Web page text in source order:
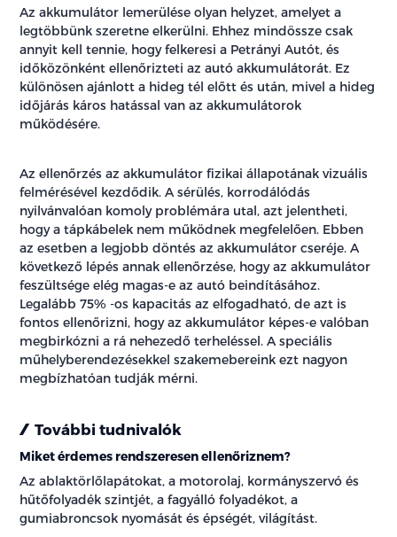
Az akkumulátor lemerülése olyan helyzet, amelyet a
legtöbbünk szeretne elkerülni. Ehhez mindössze csak
annyit kell tennie, hogy felkeresi a Petrányi Autót, és
időközönként ellenőrizteti az autó akkumulátorát. Ez
különösen ajánlott a hideg tél előtt és után, mivel a hideg
időjárás káros hatással van az akkumulátorok
működésére.
Az ellenőrzés az akkumulátor fizikai állapotának vizuális
felmérésével kezdődik. A sérülés, korrodálódás
nyilvánvalóan komoly problémára utal, azt jelentheti,
hogy a tápkábelek nem működnek megfelelően. Ebben
az esetben a legjobb döntés az akkumulátor cseréje. A
következő lépés annak ellenőrzése, hogy az akkumulátor
feszültsége elég magas-e az autó beindításához.
Legalább 75% -os kapacitás az elfogadható, de azt is
fontos ellenőrizni, hogy az akkumulátor képes-e valóban
megbirkózni a rá nehezedő terheléssel. A speciális
műhelyberendezésekkel szakemebereink ezt nagyon
megbízhatóan tudják mérni.
További tudnivalók
Miket érdemes rendszeresen ellenőriznem?
Az ablaktörlőlapátokat, a motorolaj, kormányszervó és
hűtőfolyadék szintjét, a fagyálló folyadékot, a
gumiabroncsok nyomását és épségét, világítást.